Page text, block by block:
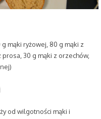
mąki ryżowej, 80 g mąki z
30 g mąki z orzechów,
od wilgotności mąki i